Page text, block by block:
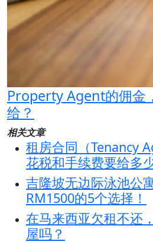
Property Agent的佣金
给？
相关文章
租房合同（Tenancy
花税和手续费要给多
吉隆坡无边际泳池公
RM1500的5个选择！
在马来西亚欠租不还
屋吗？